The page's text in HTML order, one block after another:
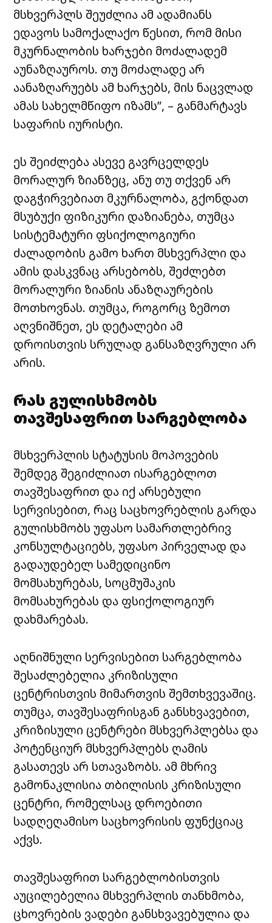
მსხვერპლს შეუძლია ამ ადამიანს
ედავოს სამოქალაქო წესით, რომ მისი
მკურნალობის ხარჯები მოძალადემ
აუნაზღაუროს. თუ მოძალადე არ
აანაზღარუებს ამ ხარჯებს, მის ნაცვლად
ამას სახელმწიფო იზამს”, – განმარტავს
საფარის იურისტი.
ეს შეიძლება ასევე გავრცელდეს
მორალურ ზიანზეც, ანუ თუ თქვენ არ
დაგჭირვებიათ მკურნალობა, გქონდათ
მსუბუქი ფიზიკური დაზიანება, თუმცა
სისტემატური ფსიქოლოგიური
ძალადობის გამო ხართ მსხვერპლი და
ამის დასკვნაც არსებობს, შეძლებთ
მორალური ზიანის ანაზღაურების
მოთხოვნას. თუმცა, როგორც ზემოთ
აღვნიშნეთ, ეს დეტალები ამ
დროისთვის სრულად განსაზღვრული არ
არის.
რას გულისხმობს
თავშესაფრით სარგებლობა
მსხვერპლის სტატუსის მოპოვების
შემდეგ შეგიძლიათ ისარგებლოთ
თავშესაფრით და იქ არსებული
სერვისებით, რაც საცხოვრებლის გარდა
გულისხმობს უფასო სამართლებრივ
კონსულტაციებს, უფასო პირველად და
გადაუდებელ სამედიცინო
მომსახურებას, სოცმუშაკის
მომსახურებას და ფსიქოლოგიურ
დახმარებას.
აღნიშნული სერვისებით სარგებლობა
შესაძლებელია კრიზისული
ცენტრისთვის მიმართვის შემთხვევაშიც.
თუმცა, თავშესაფრისგან განსხვავებით,
კრიზისული ცენტრები მსხვერპლებსა და
პოტენციურ მსხვერპლებს ღამის
გასათევს არ სთავაზობს. ამ მხრივ
გამონაკლისია თბილისის კრიზისული
ცენტრი, რომელსაც დროებითი
სადღეღამისო საცხოვრისის ფუნქციაც
აქვს.
თავშესაფრით სარგებლობისთვის
აუცილებელია მსხვერპლის თანხმობა,
ცხოვრების ვადები განსხვავებულია და